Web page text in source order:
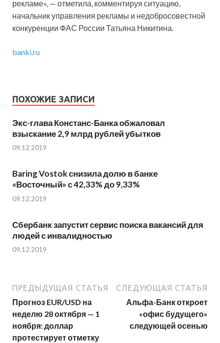
рекламе», — отметила, комментируя ситуацию,
начальник управления рекламы и недобросовестной
конкуренции ФАС России Татьяна Никитина.
banki.ru
ПОХОЖИЕ ЗАПИСИ
Экс-глава Констанс-Банка обжаловал
взыскание 2,9 млрд рублей убытков
09.12.2019
Baring Vostok снизила долю в банке
«Восточный» с 42,33% до 9,33%
09.12.2019
Сбербанк запустит сервис поиска вакансий для
людей с инвалидностью
09.12.2019
ПРЕДЫДУЩАЯ СТАТЬЯ
Прогноз EUR/USD на
неделю 28 октября — 1
ноября: доллар
протестирует отметку
СЛЕДУЮЩАЯ СТАТЬЯ
Альфа-Банк откроет
«офис будущего»​
следующей осенью